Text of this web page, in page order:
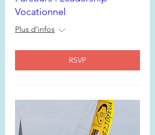
Vocationnel
Plus d'infos
RSVP